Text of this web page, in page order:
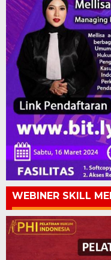
WEBINER SKILL